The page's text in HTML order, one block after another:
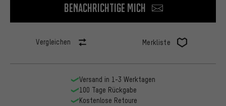
Benachrichtige mich
Vergleichen Merkliste
Versand in 1-3 Werktagen
100 Tage Rückgabe
Kostenlose Retoure